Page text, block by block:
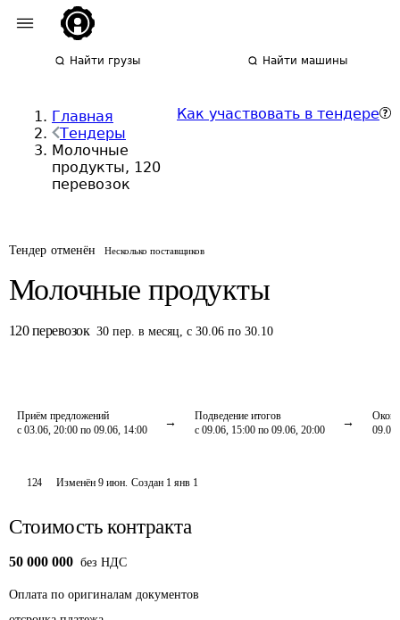
Найти грузы Найти машины
Главная
Тендеры
Молочные
продукты, 120
перевозок
Как участвовать в тендере
Тендер отменён Несколько поставщиков
Молочные продукты
120 перевозок 30 пер. в месяц,с 30.06 по 30.10
Приём предложений
с 03.06, 20:00 по 09.06, 14:00
Подведение итогов
с 09.06, 15:00 по 09.06, 20:00
124 Изменён9 июн. Создан 1 янв 1
Стоимость контракта
50 000 000 без НДС
Оплата по оригиналам документов